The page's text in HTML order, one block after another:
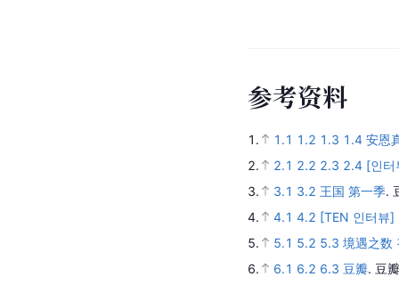
参考资料
1. 1.1 1.2 1.3 1.4 安恩
2.
2.1 2.2 2.3 2.4 [인터
3.
3.1 3.2 王国 第一季.
4.
4.1 4.2 [TEN 인터뷰]
5.
5.1 5.2 5.3 境遇之数
6.
6.1 6.2 6.3 豆瓣. 豆